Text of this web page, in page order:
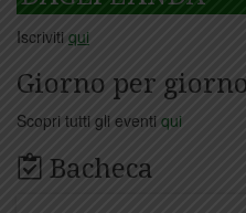
Iscriviti qui
Giorno per
Scopri tutti gli eventi qui
Bacheca